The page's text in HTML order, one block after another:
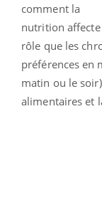
comment la
nutrition
rôle que les
préférences en
matin ou le
alimentaires et